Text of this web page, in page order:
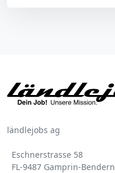
ländlejobs ag
Eschnerstrasse 58
FL-9487 Gamprin-Bendern